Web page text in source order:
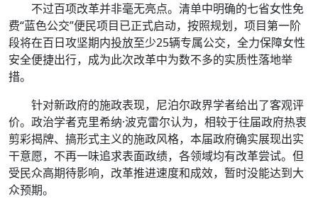
不过百项改革并非毫无亮点。清单中明确的七省女性免
费“蓝色公交”便民项目已正式启动，按照规划，项目第一阶
段将在百日攻坚期内投放至少25辆专属公交，全力保障女性
安全便捷出行，成为此次改革中为数不多的实质性落地举
措。
针对新政府的施政表现，尼泊尔政界学者给出了客观评
价。政治学者克里希纳·波克雷尔认为，相较于往届政府热衷
剪彩揭牌、搞形式主义的施政风格，本届政府确实展现出实
干意愿，不再一味追求表面政绩，各领域均有改革尝试。但
受民众高期待影响，改革推进速度和成效，暂时没能达到大
众预期。